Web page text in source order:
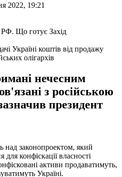
2022, 19:21
Україні коштів від продажу
олігархів
нечесним
з російською
президент
законопроектом, який
конфіскації власності
активи продаватимуть,
Україні.